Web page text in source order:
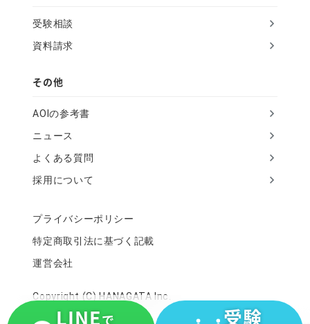
LINEで 受験
受験相談
資料請求
その他
AOIの参考書
ニュース
よくある質問
採用について
プライバシーポリシー
特定商取引法に基づく記載
運営会社
Copyright (C) HANAGATA Inc.